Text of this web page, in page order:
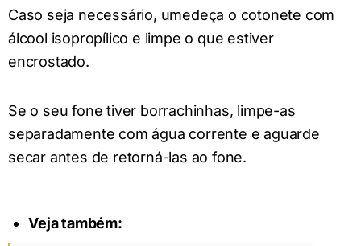
Caso seja necessário, umedeça o cotonete com
álcool isopropílico e limpe o que estiver
encrostado.
Se o seu fone tiver borrachinhas, limpe-as
separadamente com água corrente e aguarde
secar antes de retorná-las ao fone.
Veja também: